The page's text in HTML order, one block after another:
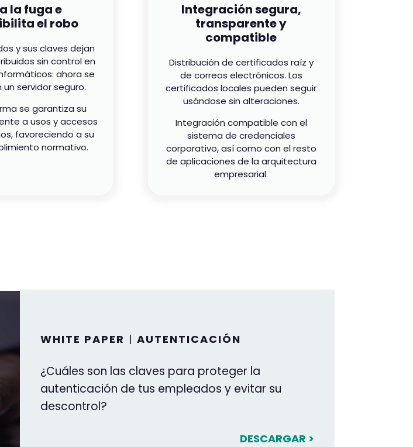
la fuga e
el robo
y sus claves dejan
sin control en
ahora se
servidor seguro.
se garantiza su
a usos y accesos
favoreciendo a su
normativo.
Integración segura,
transparente y
compatible
Distribución de certificados raíz y
de correos electrónicos. Los
certificados locales pueden seguir
usándose sin alteraciones.
Integración compatible con el
sistema de credenciales
corporativo, así como con el resto
de aplicaciones de la arquitectura
empresarial.
WHITE PAPER | AUTENTICACIÓN
¿Cuáles son las claves para proteger la
autenticación de tus empleados y evitar su
descontrol?
DESCARGAR >